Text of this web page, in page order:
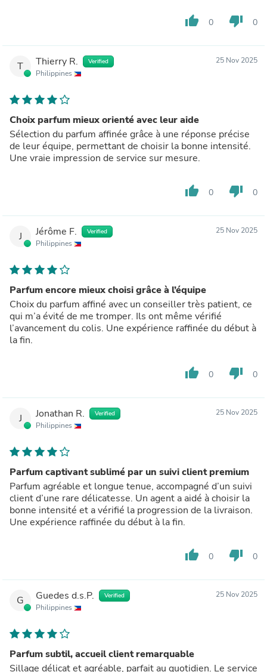
thumb_up 0 thumb_down 0
T Thierry R. Verified
Philippines
25 Nov 2025
Choix parfum mieux orienté avec leur aide
Sélection du parfum affinée grâce à une réponse précise
de leur équipe, permettant de choisir la bonne intensité.
Une vraie impression de service sur mesure.
thumb_up 0 thumb_down 0
J Jérôme F. Verified
Philippines
25 Nov 2025
Parfum encore mieux choisi grâce à l’équipe
Choix du parfum affiné avec un conseiller très patient, ce
qui m’a évité de me tromper. Ils ont même vérifié
l’avancement du colis. Une expérience raffinée du début à
la fin.
thumb_up 0 thumb_down 0
J Jonathan R. Verified
Philippines
25 Nov 2025
Parfum captivant sublimé par un suivi client premium
Parfum agréable et longue tenue, accompagné d’un suivi
client d’une rare délicatesse. Un agent a aidé à choisir la
bonne intensité et a vérifié la progression de la livraison.
Une expérience raffinée du début à la fin.
thumb_up 0 thumb_down 0
G Guedes d.s.P. Verified
Philippines
25 Nov 2025
Parfum subtil, accueil client remarquable
Sillage délicat et agréable, parfait au quotidien. Le service